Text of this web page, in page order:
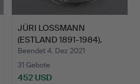
JÜRI LOSSMANN
(ESTLAND 1891-1984).
Puderdo…
Beendet 4. Dez 2021
31 Gebote
452 USD